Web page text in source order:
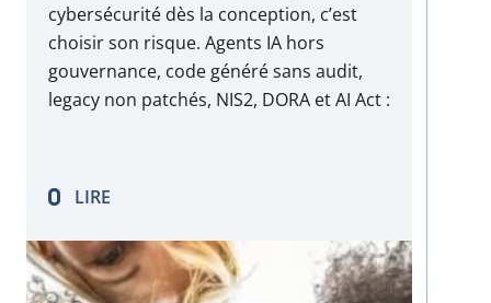
cybersécurité dès la conception, c’est
choisir son risque. Agents IA hors
gouvernance, code généré sans audit,
legacy non patchés, NIS2, DORA et AI Act :
by-Design et l’approche Think Build Run
pour sécuriser leur transformation
sans…
LIRE